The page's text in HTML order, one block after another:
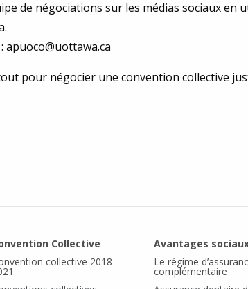
de négociations sur les médias sociaux en
apuoco@uottawa.ca
pour négocier une convention collective
Collective
collective 2018 –
Avantages
Le régime
complémentaire